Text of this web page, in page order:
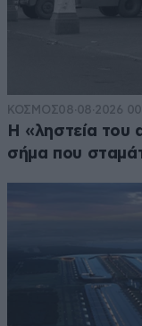
ΚΟΣΜΟΣ08·08·2026
Η «ληστεία του
σήμα που